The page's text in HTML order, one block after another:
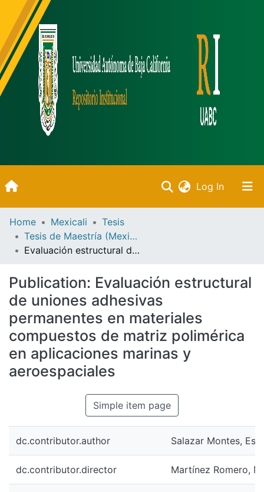
Log In(current)
Inicio
Communities & Collections
Statistics
Bibliotecas
Home Mexicali
Tesis
Tesis de Maestría (Mexicali)
Evaluación estructural de uniones adhesivas permanentes en materiales compuestos de matriz polimérica en aplicaciones marinas y aeroespaciales
Publication: Evaluación estructural
de uniones adhesivas
permanentes en materiales
compuestos de matriz polimérica
en aplicaciones marinas y
aeroespaciales
Simple item page
dc.contributor.author Salazar Montes,
dc.contributor.director Martínez Romero,